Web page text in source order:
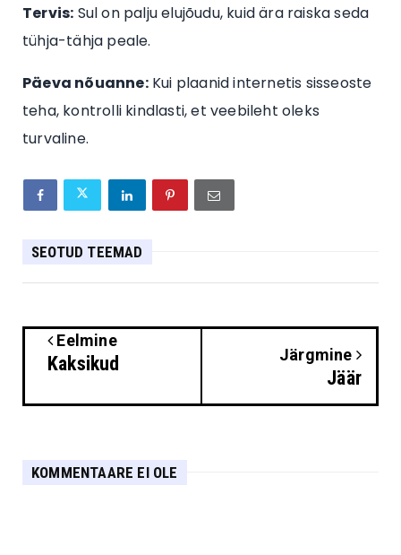
Tervis: Sul on palju elujõudu, kuid ära raiska seda
tühja-tähja peale.
Päeva nõuanne:Kui plaanid internetis sisseoste
teha, kontrolli kindlasti, et veebileht oleks
turvaline.
SEOTUD TEEMAD
Eelmine
Kaksikud Järgmine
Jäär
KOMMENTAARE EI OLE